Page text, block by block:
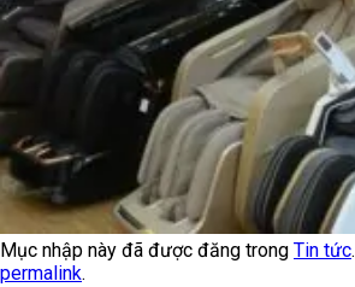
Mục nhập này đã được đăng trong Tin tức
permalink.